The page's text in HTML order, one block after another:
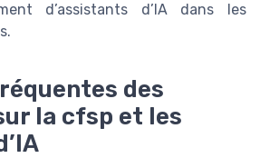
d’assistants d’IA dans les
des
la cfsp et les